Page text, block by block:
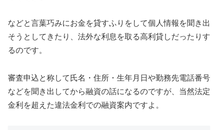
などと言葉巧みにお金を貸すふりをして個人情報を聞き出
そうとしてきたり、法外な利息を取る高利貸しだったりす
るのです。
審査申込と称して氏名・住所・生年月日や勤務先電話番号
などを聞き出してから融資の話になるのですが、当然法定
金利を超えた違法金利での融資案内ですよ。